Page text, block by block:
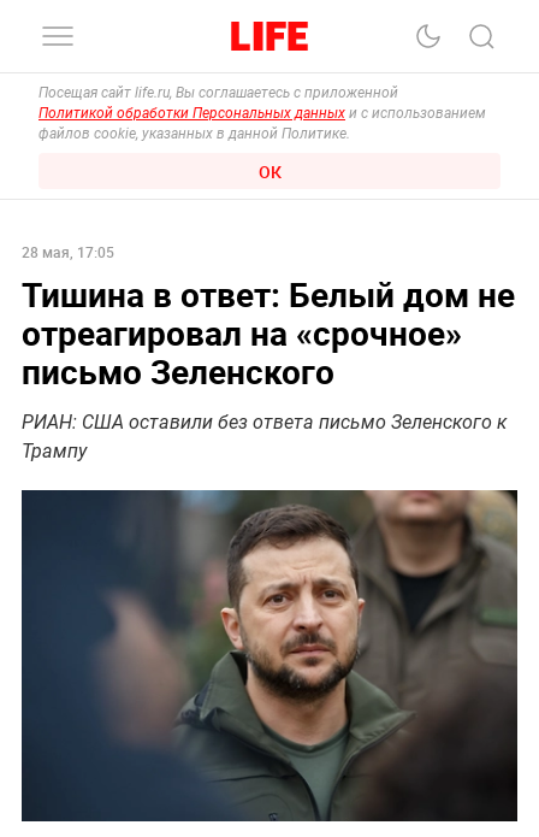
Посещая сайт life.ru, Вы соглашаетесь с приложенной
Политикой обработки Персональных данных и с использованием
файлов cookie, указанных в данной Политике.
ОК
28 мая, 17:05
Тишина в ответ: Белый дом не
отреагировал на «срочное»
письмо Зеленского
РИАН: США оставили без ответа письмо Зеленского к
Трампу